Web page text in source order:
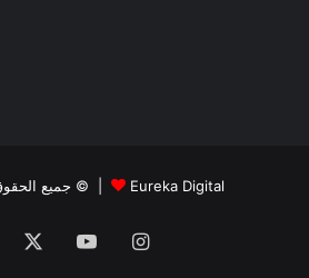
جميع الحقوق محفوظة 2025 © | Eureka Digital
Facebook YouTubeInstagram